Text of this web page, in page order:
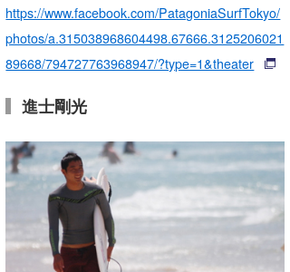
https://www.facebook.com/PatagoniaSurfTokyo/
photos/a.315038968604498.67666.3125206021
89668/794727763968947/?type=1&theater
進士剛光
OYZ
S.K
Soulman
VAGY
waka☆=
YUKI☆